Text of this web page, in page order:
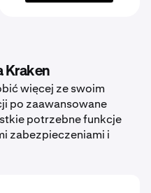
Kraken
więcej ze swoim
po zaawansowane
potrzebne funkcje
zabezpieczeniami i